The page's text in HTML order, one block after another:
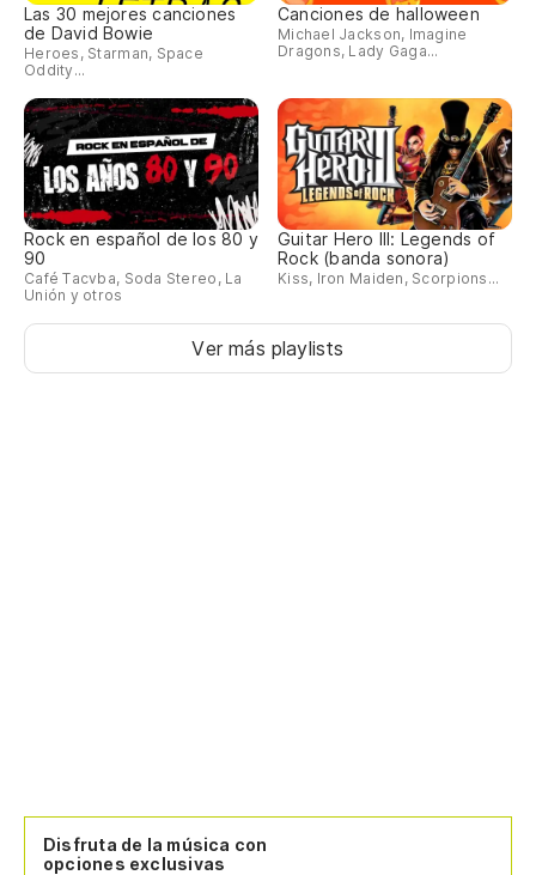
Las 30 mejores canciones
de David Bowie
Heroes, Starman, Space
Oddity...
Canciones de halloween
Michael Jackson, Imagine
Dragons, Lady Gaga...
Rock en español de los 80 y
90
Café Tacvba, Soda Stereo, La
Unión y otros
Guitar Hero III: Legends of
Rock (banda sonora)
Kiss, Iron Maiden, Scorpions...
Ver más playlists
Disfruta de la música con
opciones exclusivas